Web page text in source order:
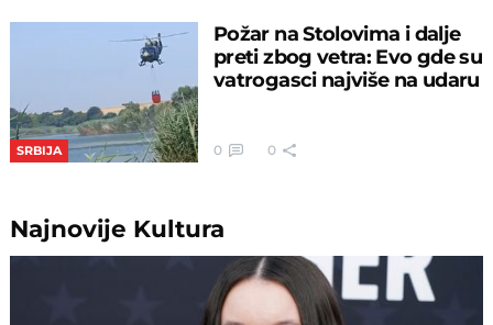
SRBIJA
Požar na Stolovima i dalje
preti zbog vetra: Evo gde su
vatrogasci najviše na udaru
0 0
Najnovije Kultura